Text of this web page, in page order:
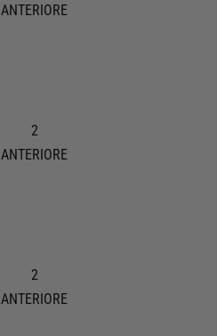
ANTERIORE
2
ANTERIORE
2
ANTERIORE